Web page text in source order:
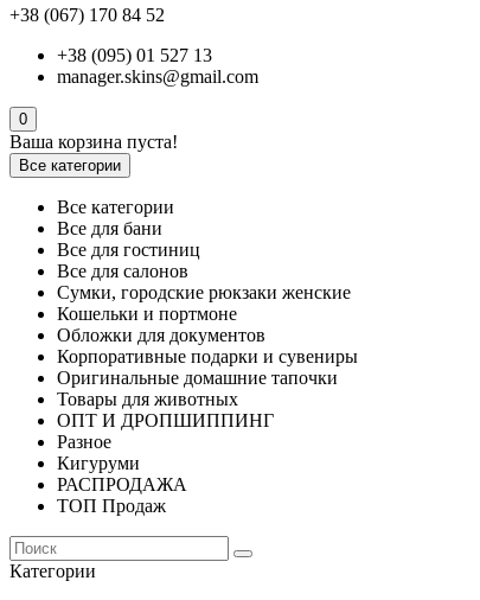
+38 (067) 170 84 52
+38 (095) 01 527 13
manager.skins@gmail.com
0
Ваша корзина пуста!
Все категории
Все категории
Все для бани
Все для гостиниц
Все для салонов
Сумки, городские рюкзаки женские
Кошельки и портмоне
Обложки для документов
Корпоративные подарки и сувениры
Оригинальные домашние тапочки
Товары для животных
ОПТ И ДРОПШИППИНГ
Разное
Кигуруми
РАСПРОДАЖА
ТОП Продаж
Категории